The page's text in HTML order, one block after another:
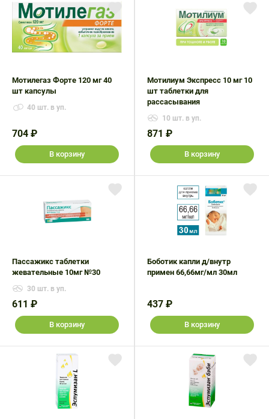
Мотилегаз Форте 120 мг 40
шт капсулы
40 шт. в уп.
704 ₽
В корзину
Мотилиум Экспресс 10 мг 10
шт таблетки для
рассасывания
10 шт. в уп.
871 ₽
В корзину
Пассажикс таблетки
жевательные 10мг №30
30 шт. в уп.
611 ₽
В корзину
Боботик капли д/внутр
примен 66,66мг/мл 30мл
437 ₽
В корзину